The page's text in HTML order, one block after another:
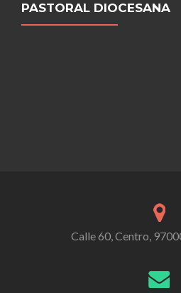
PASTORAL DIOCESANA
Calle 60, Centro,